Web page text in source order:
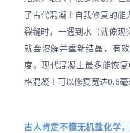
了古代混凝土自我修复的
裂缝时，一遇到水（就像现
就会溶解并重新结晶，有
度。现代混凝土最多能恢
格混凝土可以修复宽达0.6毫
古人肯定不懂无机盐化学